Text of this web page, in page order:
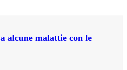
alcune malattie con le